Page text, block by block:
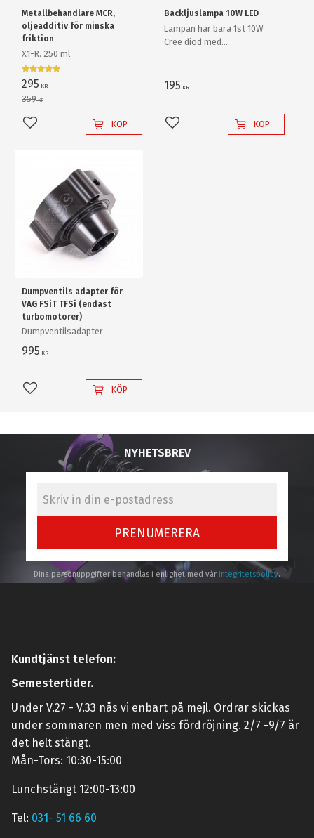
Metallbehandlare MCR,
oljeadditiv för minska
friktion
X1-R. 250 ml
295 KR
359KR
Lägg till i favoriter
KÖP
Backljuslampa 10W LED
Lampan har bara 1st 10W
Cree diod med
enkelt en "80W" backlampa
195 KR
Lägg till i favoriter
KÖP
Dumpventils adapter för
VAG FSiT TFSi (endast
turbomotorer)
Dumpventilsadapter
995 KR
Lägg till i favoriter
KÖP
NYHETSBREV
PRENUMERERA
Dina personuppgifter behandlas i enlighet med vår integritetspolicy.
Kundtjänst telefon:
Semestertider.
Under V.27 - V.33 nås vi enbart på mejl. Ordrar skickas
under sommaren men med viss fördröjning. 2/7 -9/7 är
det helt stängt.
Mån-Tors: 10:30-15:00
Lunchstängt 12:00-13:00
Tel: 031- 51 66 60